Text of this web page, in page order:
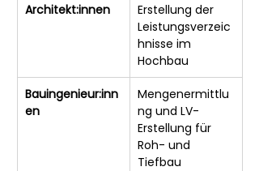
Architekt:innen
Erstellung der
Leistungsverzeic
hnisse im
Hochbau
Bauingenieur:inn
en
Mengenermittlu
ng und LV-
Erstellung für
Roh- und
Tiefbau